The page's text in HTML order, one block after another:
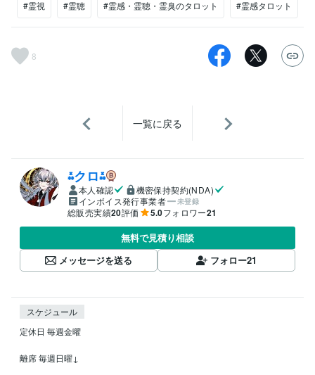
#霊視 #霊聴 #霊感・霊聴・霊臭のタロット #霊感タロット
8
一覧に戻る
⁂クロ⁂
本人確認
機密保持契約(NDA)
インボイス発行事業者
未登録
総販売実績20評価 5.0フォロワー21
無料で見積り相談
メッセージを送る
フォロー21
スケジュール
定休日 毎週金曜
離席 毎週日曜↓